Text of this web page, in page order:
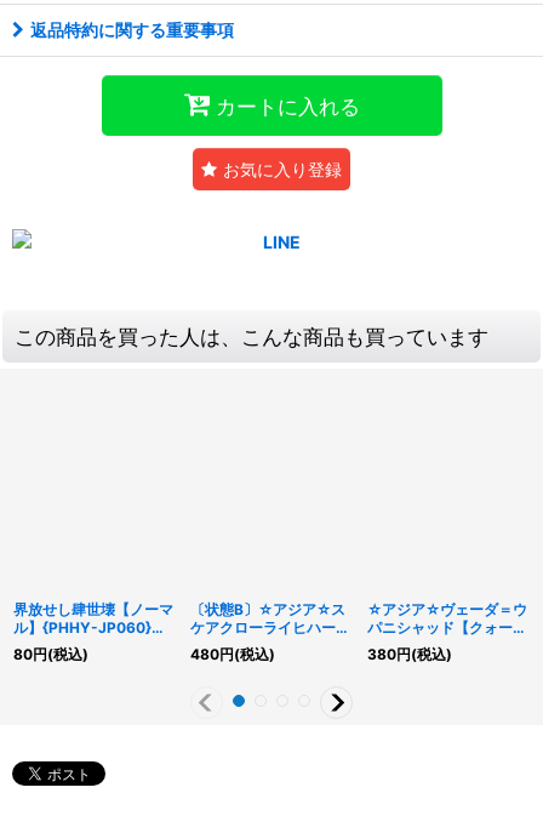
返品特約に関する重要事項
カートに入れる
お気に入り登録
この商品を買った人は、こんな商品も買っています
界放せし肆世壊【ノーマ
ル】{PHHY-JP060}
《魔法》
80円(税込)
〔状態B〕☆アジア☆ス
ケアクローライヒハート
【プリズマティックシー
クレット】{アジア
ター》
480円(税込)
☆アジア☆ヴェーダ＝ウ
パニシャッド【クォータ
ーセンチュリーシークレ
ット】{アジアAGOV-
380円(税込)